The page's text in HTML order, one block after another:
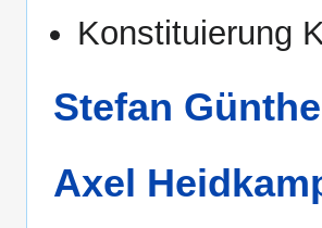
Konstituierung
Stefan
Axel